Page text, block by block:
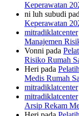
Keperawatan
ni luh subudi
Keperawatan
mitradiklatcenter
Manajemen
Vonni pada
Risiko Rumah
Heri pada
Medis Rumah
mitradiklatcenter
mitradiklatcenter
Arsip Rekam